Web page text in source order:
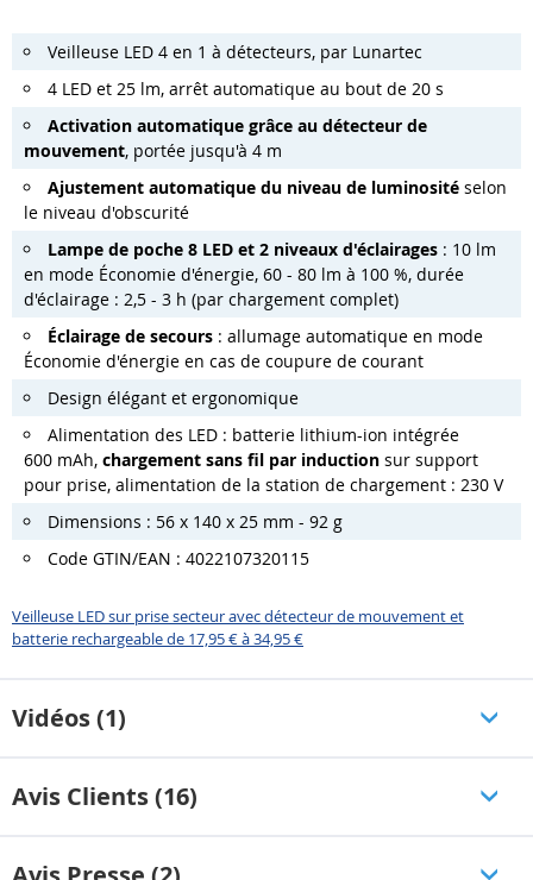
Veilleuse LED 4 en 1 à détecteurs, par Lunartec
4 LED et 25 lm, arrêt automatique au bout de 20 s
Activation automatique grâce au détecteur de
mouvement, portée jusqu'à 4 m
Ajustement automatique du niveau de luminosité selon
le niveau d'obscurité
Lampe de poche 8 LED et 2 niveaux d'éclairages : 10 lm
en mode Économie d'énergie, 60 - 80 lm à 100 %, durée
d'éclairage : 2,5 - 3 h (par chargement complet)
Éclairage de secours : allumage automatique en mode
Économie d'énergie en cas de coupure de courant
Design élégant et ergonomique
Alimentation des LED : batterie lithium-ion intégrée
600 mAh, chargement sans fil par induction sur support
pour prise, alimentation de la station de chargement : 230 V
Dimensions : 56 x 140 x 25 mm - 92 g
Code GTIN/EAN : 4022107320115
Veilleuse LED sur prise secteur avec détecteur de mouvement et
batterie rechargeable de 17,95 € à 34,95 €
Vidéos (1)
Avis Clients (16)